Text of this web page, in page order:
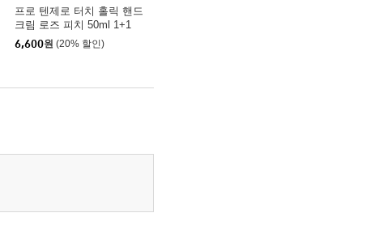
프로 텐제로 터치 홀릭 핸드
크림 로즈 피치 50ml 1+1
6,600원 (20% 할인)